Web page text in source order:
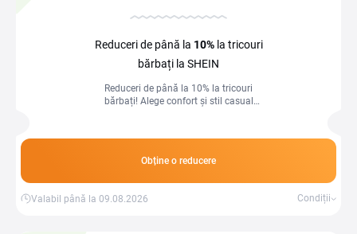
Reduceri de până la 10%la tricouri
bărbați la SHEIN
Reduceri de până la 10% la tricouri
bărbați! Alege confort și stil casual
Obține o reducere
Valabil până la 09.08.2026 Condiții